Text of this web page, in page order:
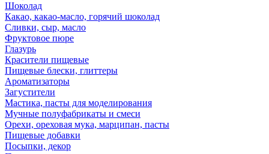
Шоколад
Какао, какао-масло, горячий шоколад
Сливки, сыр, масло
Фруктовое пюре
Глазурь
Красители пищевые
Пищевые блески, глиттеры
Ароматизаторы
Загустители
Мастика, пасты для моделирования
Мучные полуфабрикаты и смеси
Орехи, ореховая мука, марципан, пасты
Пищевые добавки
Посыпки, декор